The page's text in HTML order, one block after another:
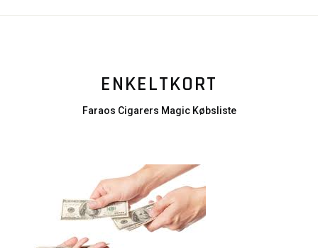
ENKELTKORT
Faraos Cigarers Magic Købsliste